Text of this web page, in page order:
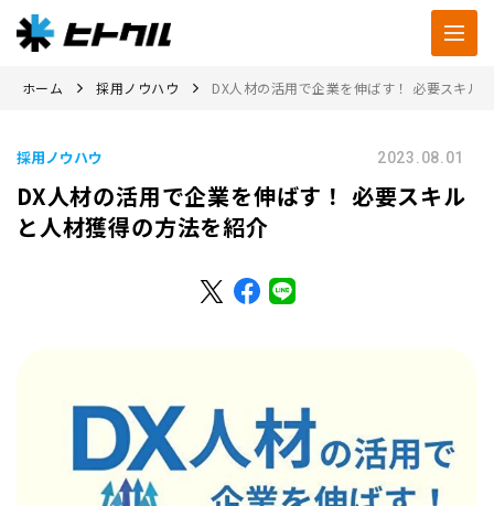
ホーム 採用ノウハウ DX人材の活用で企業を伸ばす！ 必要スキル
採用ノウハウ 2023.08.01
DX人材の活用で企業を伸ばす！ 必要スキル
と人材獲得の方法を紹介